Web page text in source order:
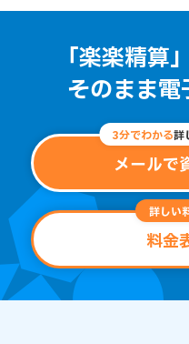
「楽楽精算
そのまま
3分でわかる詳
メールで
詳しい
料金